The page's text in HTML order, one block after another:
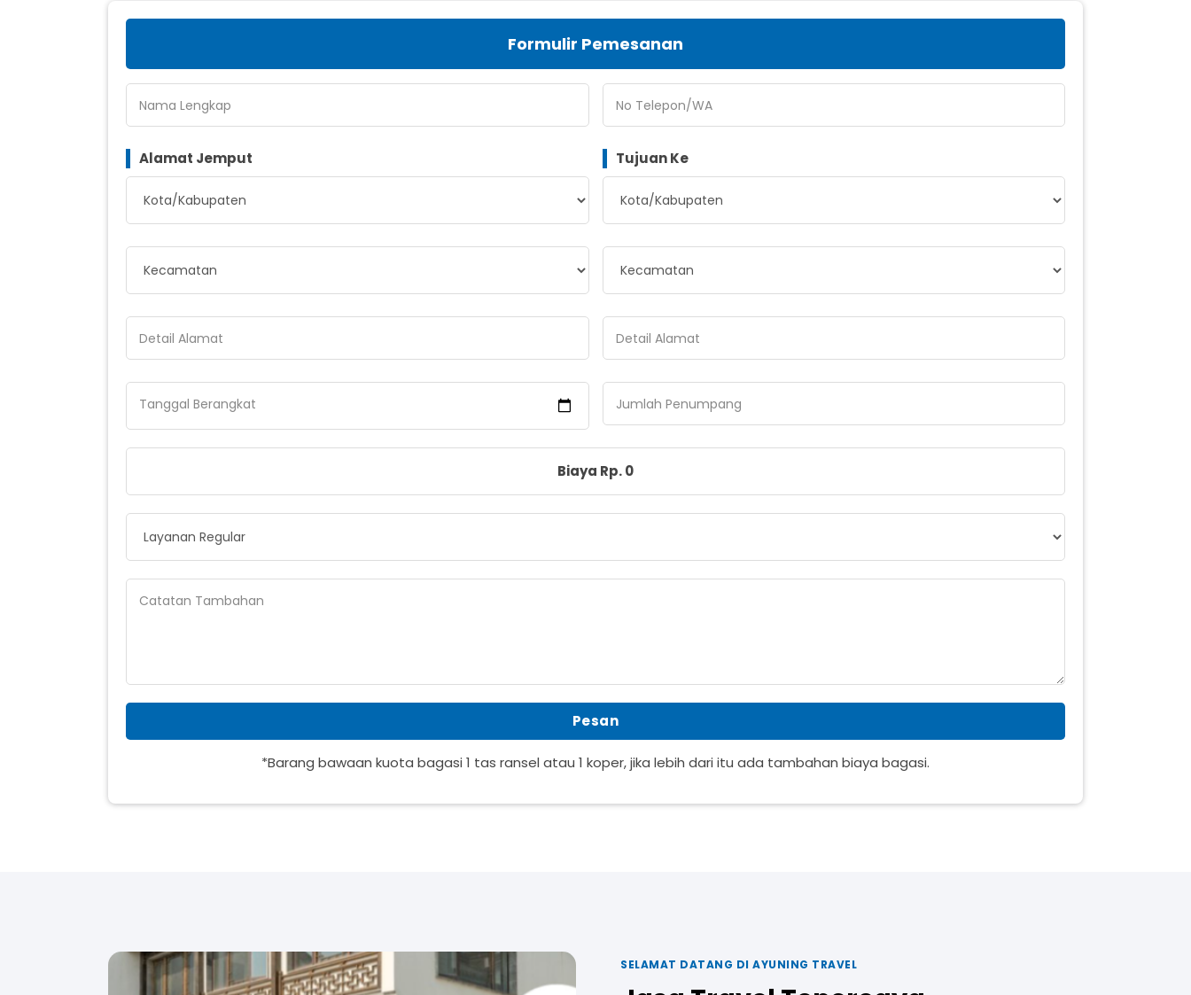
Formulir Pemesanan
Nama Lengkap No Telepon/WA
Alamat Jemput Tujuan Ke
Detail Alamat Detail Alamat
Tanggal Berangkat Jumlah Penumpang
Biaya Rp.0
Catatan Tambahan
Pesan
*Barang bawaan kuota bagasi 1 tas ransel atau 1 koper, jika lebih dari itu ada tambahan biaya bagasi.
SELAMAT DATANG DI AYUNING TRAVEL